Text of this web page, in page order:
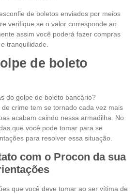
de boletos enviados por meios
verifique se o valor corresponde ao
assim você poderá fazer compras
tranquilidade.
de boleto
do golpe de boleto bancário?
crime tem se tornado cada vez mais
acabam caindo nessa armadilha. No
que você pode tomar para se
para resolver essa situação.
com o Procon da sua
que você deve tomar ao ser vítima de